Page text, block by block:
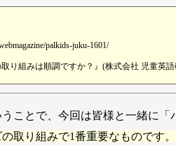
palkids-juku-1601/
り組みは順調ですか？』(株式会社 児童英語
ことで、今回は皆様と一緒に「
取り組みで1番重要なものです